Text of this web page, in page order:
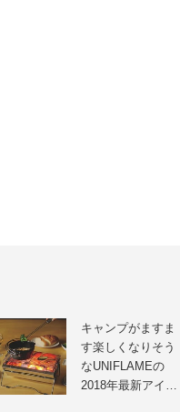
キャンプがますま
す楽しくなりそう
なUNIFLAMEの
2018年最新アイ…